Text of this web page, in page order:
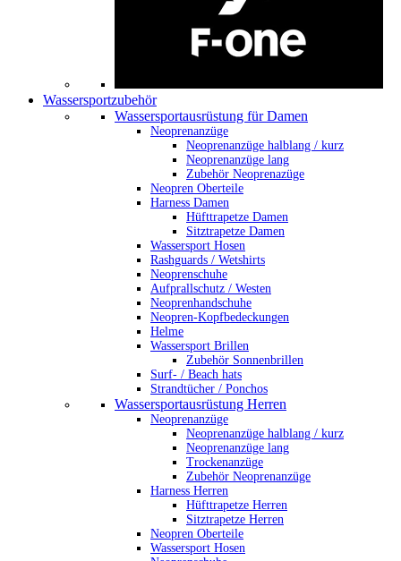
Wassersportzubehör
Wassersportausrüstung für Damen
Neoprenanzüge
Neoprenanzüge halblang / kurz
Neoprenanzüge lang
Zubehör Neoprenazüge
Neopren Oberteile
Harness Damen
Hüfttrapetze Damen
Sitztrapetze Damen
Wassersport Hosen
Rashguards / Wetshirts
Neoprenschuhe
Aufprallschutz / Westen
Neoprenhandschuhe
Neopren-Kopfbedeckungen
Helme
Wassersport Brillen
Zubehör Sonnenbrillen
Surf- / Beach hats
Strandtücher / Ponchos
Wassersportausrüstung Herren
Neoprenanzüge
Neoprenanzüge halblang / kurz
Neoprenanzüge lang
Trockenanzüge
Zubehör Neoprenanzüge
Harness Herren
Hüfttrapetze Herren
Sitztrapetze Herren
Neopren Oberteile
Wassersport Hosen